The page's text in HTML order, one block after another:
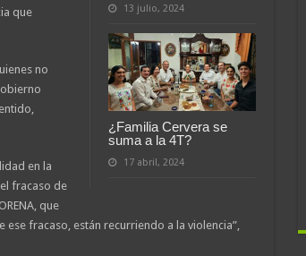
13 julio, 2024
¿Familia Cervera se
suma a la 4T?
17 abril, 2024
que
no
en la
fracaso de
que
fracaso, están recurriendo a la violencia”,